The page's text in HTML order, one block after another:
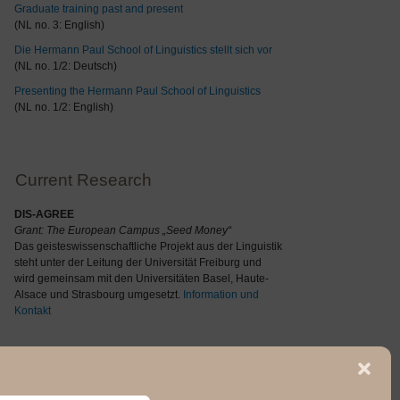
Graduate training past and present
(NL no. 3: English)
Die Hermann Paul School of Linguistics stellt sich vor
(NL no. 1/2: Deutsch)
Presenting the Hermann Paul School of Linguistics
(NL no. 1/2: English)
Current Research
DIS-AGREE
Grant: The European Campus „Seed Money“
Das geisteswissenschaftliche Projekt aus der Linguistik
steht unter der Leitung der Universität Freiburg und
wird gemeinsam mit den Universitäten Basel, Haute-
Alsace und Strasbourg umgesetzt. Information und
Kontakt